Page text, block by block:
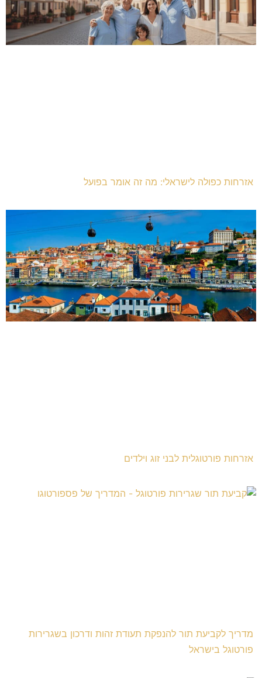
אזרחות כפולה לישראלי: מה זה אומר בפועל
אזרחות פורטוגלית לבני זוג וילדים
מדריך לקביעת תור להנפקת תעודת זהות ודרכון בשגרירות
פורטוגל בישראל